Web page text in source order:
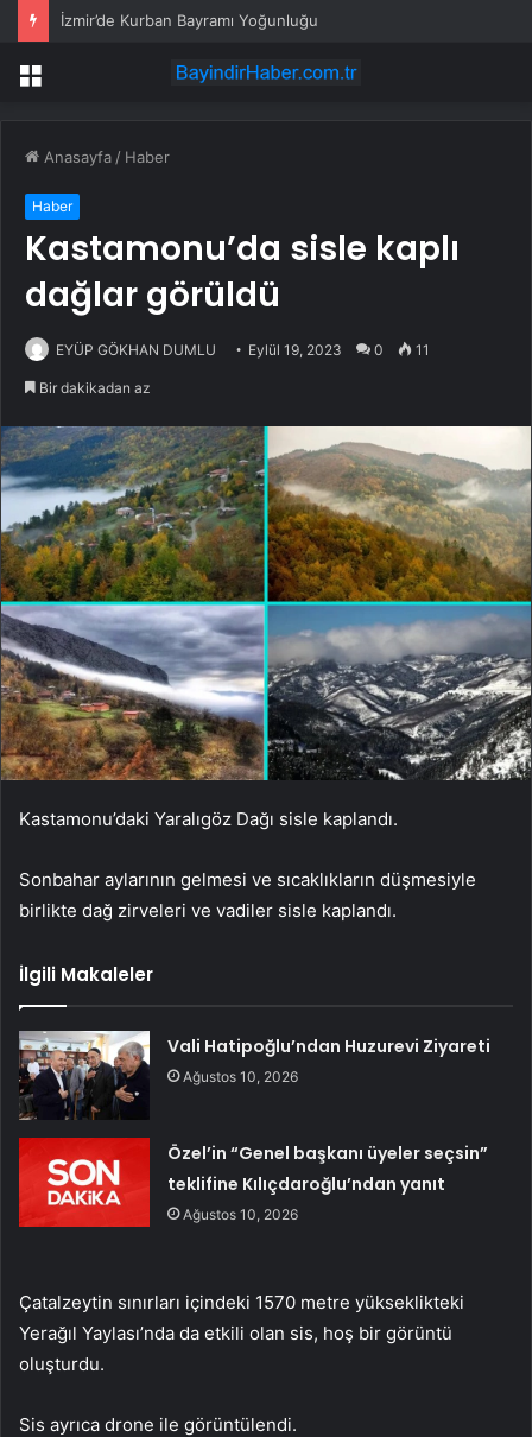
İzmir’de Kurban Bayramı Yoğunluğu
Menü
Anasayfa / Haber
Haber
Kastamonu’da sisle kaplı
dağlar görüldü
EYÜP GÖKHAN DUMLU Eylül 19, 2023 0 11
Bir dakikadan az
Kastamonu’daki Yaralıgöz Dağı sisle kaplandı.
Sonbahar aylarının gelmesi ve sıcaklıkların düşmesiyle
birlikte dağ zirveleri ve vadiler sisle kaplandı.
İlgili Makaleler
Vali Hatipoğlu’ndan Huzurevi Ziyareti
Ağustos 10, 2026
Özel’in “Genel başkanı üyeler seçsin”
teklifine Kılıçdaroğlu’ndan yanıt
Ağustos 10, 2026
Çatalzeytin sınırları içindeki 1570 metre yükseklikteki
Yerağıl Yaylası’nda da etkili olan sis, hoş bir görüntü
oluşturdu.
Sis ayrıca drone ile görüntülendi.